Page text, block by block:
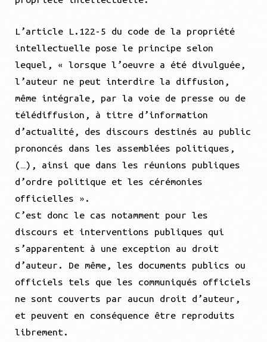
L’article L.122-5 du code de la propriété
intellectuelle pose le principe selon
lequel, « lorsque l’oeuvre a été divulguée,
l’auteur ne peut interdire la diffusion,
même intégrale, par la voie de presse ou de
télédiffusion, à titre d’information
d’actualité, des discours destinés au public
prononcés dans les assemblées politiques,
(…), ainsi que dans les réunions publiques
d’ordre politique et les cérémonies
officielles ».
C’est donc le cas notamment pour les
discours et interventions publiques qui
s’apparentent à une exception au droit
d’auteur. De même, les documents publics ou
officiels tels que les communiqués officiels
ne sont couverts par aucun droit d’auteur,
et peuvent en conséquence être reproduits
librement.